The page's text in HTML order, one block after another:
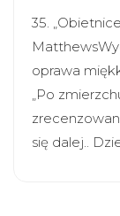
35.
oprawa
„Po
się dalej..